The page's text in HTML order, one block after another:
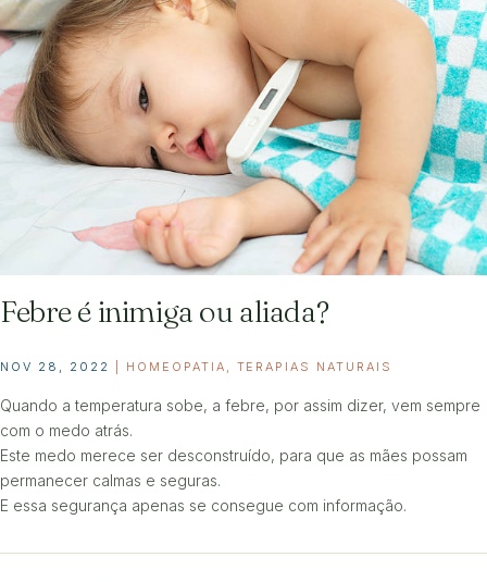
Febre é inimiga ou aliada?
NOV 28, 2022 HOMEOPATIA TERAPIAS NATURAIS
Quando a temperatura sobe, a febre, por assim dizer, vem sempre
com o medo atrás.
Este medo merece ser desconstruído, para que as mães possam
permanecer calmas e seguras.
E essa segurança apenas se consegue com informação.